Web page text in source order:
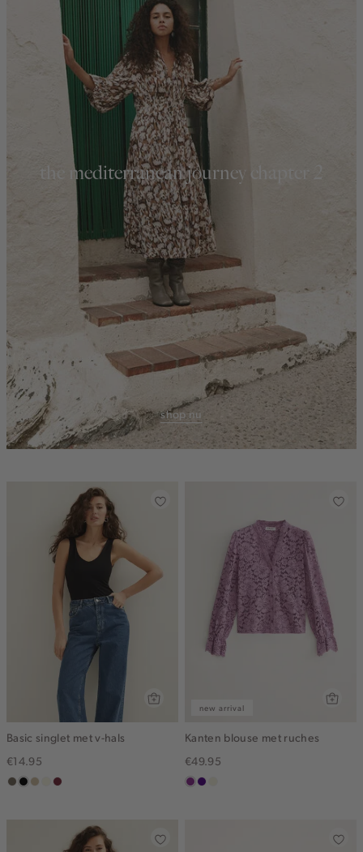
the mediterranean journey chapter 2
shop nu
Basic singlet met v-hals
€14.95
middenbruin
zwartlichtzand
wit,bordeaux
new arrival
Kanten blouse met ruches
€49.95
middenpaars
indigo